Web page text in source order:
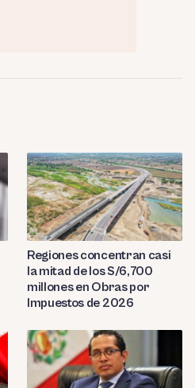
Regiones concentran casi
la mitad de los S/6,700
millones en Obras por
Impuestos de 2026